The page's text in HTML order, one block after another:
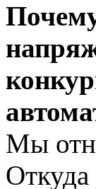
Мы